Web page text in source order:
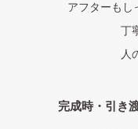
アフターもし
丁
人
完成時・引き